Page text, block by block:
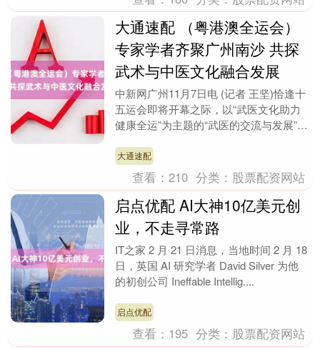
大通速配 （粤港澳全运会）
专家学者齐聚广州南沙 共探
武术与中医文化融合发展
中新网广州11月7日电 (记者 王坚)恰逢十
五运会即将开幕之际，以“武医文化助力
健康全运”为主题的“武医的交流与发展”文
代表....
大通速配
查看：210 分类： 股票配资网站
启点优配 AI大神10亿美元创
业，不走寻常路
IT之家 2 月 21 日消息，当地时间 2 月 18
日，英国 AI 研究学者 David Silver 为他
的初创公司 Ineffable Intellig....
启点优配
查看： 195 分类： 股票配资网站